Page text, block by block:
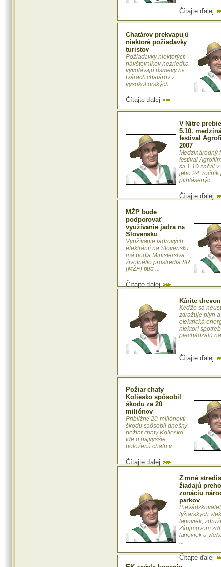
Čítajte ďalej
Chatárov prekvapujú
niektoré požiadavky
turistov
Požiadavky niektorých
návštevníkov nezriedka
vyvolávajú úsmevy na
tvárach chatárov z
vysokohorských ...
Čítajte ďalej
V Nitre
5.10.
festival
2007
Medzinárodný
festival
sa 1.10 začal v
jeho 24. ročník
prihlásenýc ...
Čítajte ďalej
MŽP bude
podporovať
využívanie jadra na
Slovensku
Využívanie jadrových
elektrární na Slovensku
má podľa Ministerstva
životného prostredia SR
(MŽP) bud ...
Čítajte ďalej
Kúrite
Keďže sa
zdražuje plyn a
elektrická
niektorí
prechádzajú
...
Čítajte ďalej
Požiar chaty
Koliesko spôsobil
škodu za 20
miliónov
Približne 20-miliónovú
škodu spôsobil dnešný
požiar chaty Koliesko.
Ide o najvyššie
položenú chatu v ...
Čítajte ďalej
Zimné
žiadajú
zonáciu
parkov
lyžiarskych
lanoviek,
Záujmovom
lanoviek a
...
Čítajte ďalej